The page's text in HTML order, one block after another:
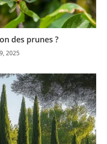
des prunes ?
2025